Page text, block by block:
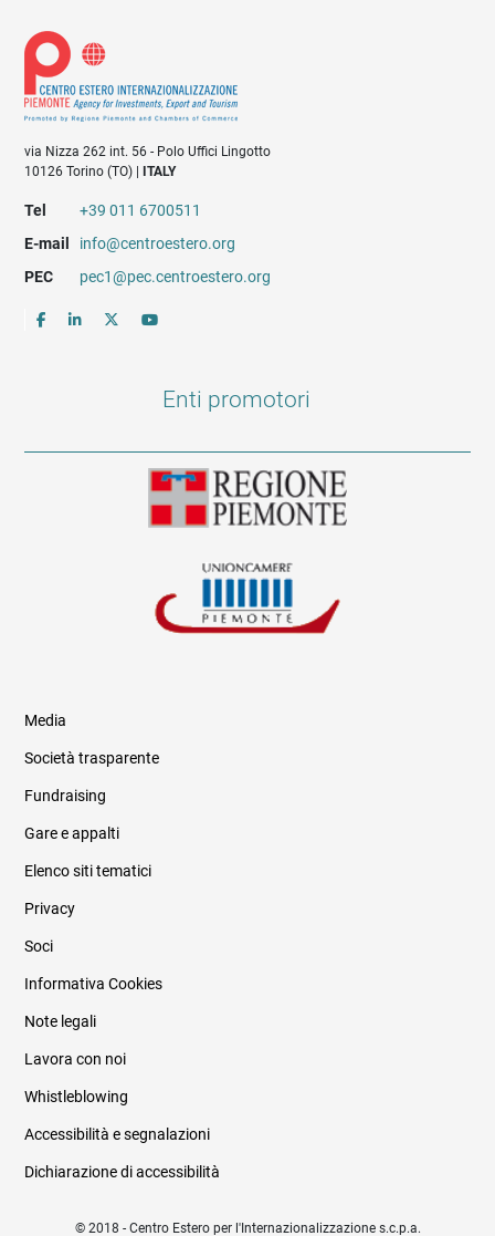
via Nizza 262 int. 56 - Polo Uffici Lingotto
10126 Torino (TO) |ITALY
Tel
+39 011 6700511
E-mail
info@centroestero.org
PEC
pec1@pec.centroestero.org
Enti promotori
Informazioni legali e trasparenza
Media
Società trasparente
Fundraising
Gare e appalti
Elenco siti tematici
Privacy
Soci
Informativa Cookies
Note legali
Lavora con noi
Whistleblowing
Accessibilità e segnalazioni
Dichiarazione di accessibilità
© 2018 - Centro Estero per l'Internazionalizzazione s.c.p.a.